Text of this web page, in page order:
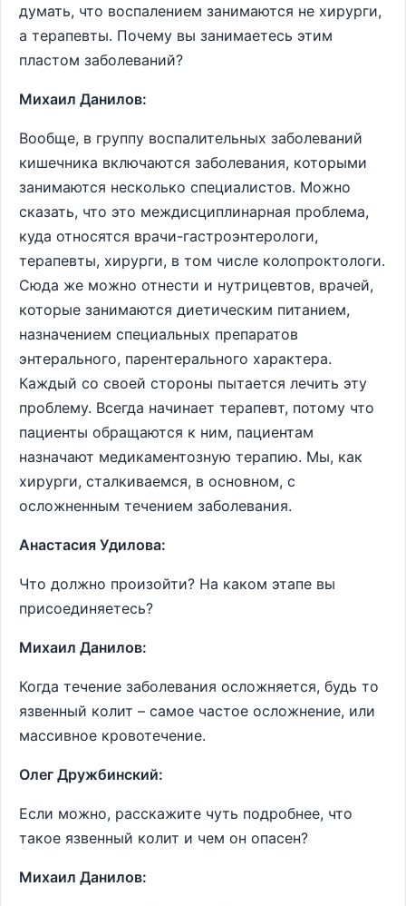
думать, что воспалением занимаются не хирурги,
а терапевты. Почему вы занимаетесь этим
пластом заболеваний?
Михаил Данилов:
Вообще, в группу воспалительных заболеваний
кишечника включаются заболевания, которыми
занимаются несколько специалистов. Можно
сказать, что это междисциплинарная проблема,
куда относятся врачи-гастроэнтерологи,
терапевты, хирурги, в том числе колопроктологи.
Сюда же можно отнести и нутрицевтов, врачей,
которые занимаются диетическим питанием,
назначением специальных препаратов
энтерального, парентерального характера.
Каждый со своей стороны пытается лечить эту
проблему. Всегда начинает терапевт, потому что
пациенты обращаются к ним, пациентам
назначают медикаментозную терапию. Мы, как
хирурги, сталкиваемся, в основном, с
осложненным течением заболевания.
Анастасия Удилова:
Что должно произойти? На каком этапе вы
присоединяетесь?
Михаил Данилов:
Когда течение заболевания осложняется, будь то
язвенный колит – самое частое осложнение, или
массивное кровотечение.
Олег Дружбинский:
Если можно, расскажите чуть подробнее, что
такое язвенный колит и чем он опасен?
Михаил Данилов: